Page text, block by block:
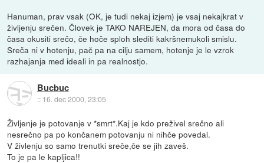
Hanuman, prav vsak (OK, je tudi nekaj izjem) je vsaj nekajkrat v
življenju srečen. Človek je TAKO NAREJEN, da mora od časa do
časa okusiti srečo, če hoče sploh slediti kakršnemukoli smislu.
Sreča ni v hotenju, pač pa na cilju samem, hotenje je le vzrok
razhajanja med ideali in pa realnostjo.
Bucbuc
:: 16. dec 2000, 23:05
Življenje je potovanje v *smrt*.Kaj je kdo preživel srečno ali
nesrečno pa po končanem potovanju ni nihče povedal.
V živlenju so samo trenutki sreče,če se jih zaveš.
To je pa le kapljica!!